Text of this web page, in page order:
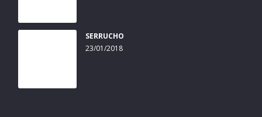
SERRUCHO
23/01/2018